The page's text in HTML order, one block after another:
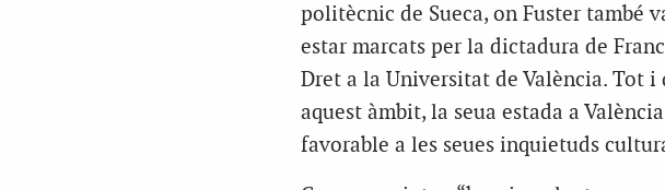
politècnic de Sueca, on Fuster també
estar marcats per la dictadura de
Dret a la Universitat de València. Tot i
aquest àmbit, la seua estada a
favorable a les seues inquietuds